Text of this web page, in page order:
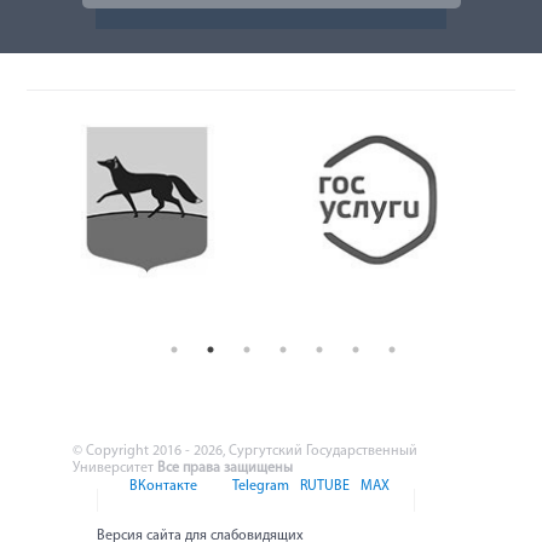
© Copyright 2016 - 2026, Сургутский Государственный
Университет Все права защищены
ВКонтакте
Telegram RUTUBE MAX
Версия сайта для слабовидящих